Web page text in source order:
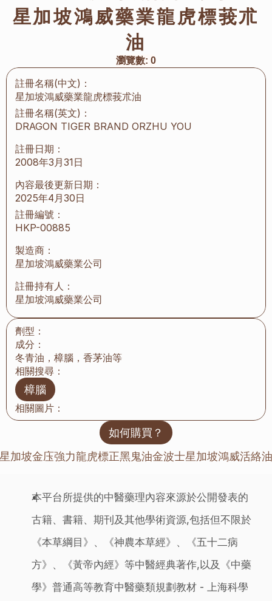
星加坡鴻威藥業龍虎標莪朮
油
瀏覽數: 0
註冊名稱(中文)：
星加坡鴻威藥業龍虎標莪朮油
註冊名稱(英文)：
DRAGON TIGER BRAND ORZHU YOU
註冊日期：
2008年3月31日
內容最後更新日期：
2025年4月30日
註冊編號：
HKP-00885
製造商：
星加坡鴻威藥業公司
註冊持有人：
星加坡鴻威藥業公司
劑型：
成分：
冬青油，樟腦，香茅油等
相關搜尋：
樟腦
相關圖片：
如何購買？
加坡金庒強力龍虎標正黑鬼油金波士星加坡鴻威活絡
本平台所提供的中醫藥理內容來源於公開發表的
古籍、書籍、期刊及其他學術資源,包括但不限於
《本草綱目》、《神農本草經》、《五十二病
方》、《黃帝內經》等中醫經典著作,以及《中藥
學》普通高等教育中醫藥類規劃教材 - 上海科學